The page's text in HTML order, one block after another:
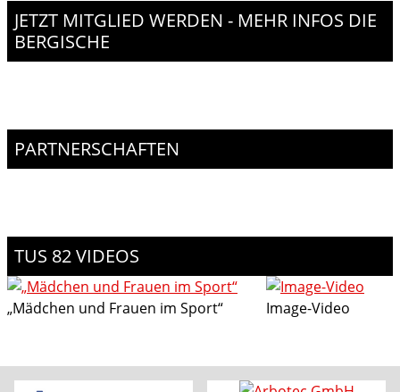
JETZT MITGLIED WERDEN - MEHR INFOS DIE
BERGISCHE
PARTNERSCHAFTEN
TUS 82 VIDEOS
„Mädchen und Frauen im Sport“ Image-Video